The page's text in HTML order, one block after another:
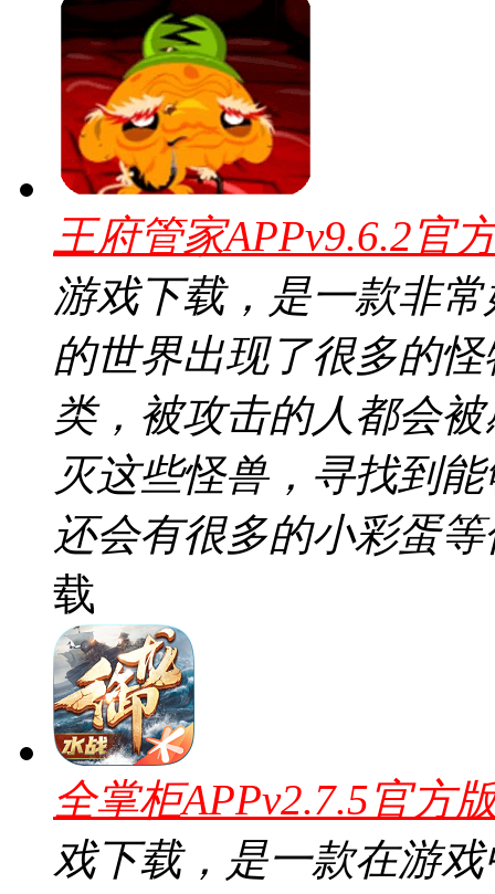
王府管家APPv9.6.2官
游戏下载，是一款非
的世界出现了很多的
类，被攻击的人都会
灭这些怪兽，寻找到
还会有很多的小彩蛋
载
全掌柜APPv2.7.5官方
戏下载，是一款在游